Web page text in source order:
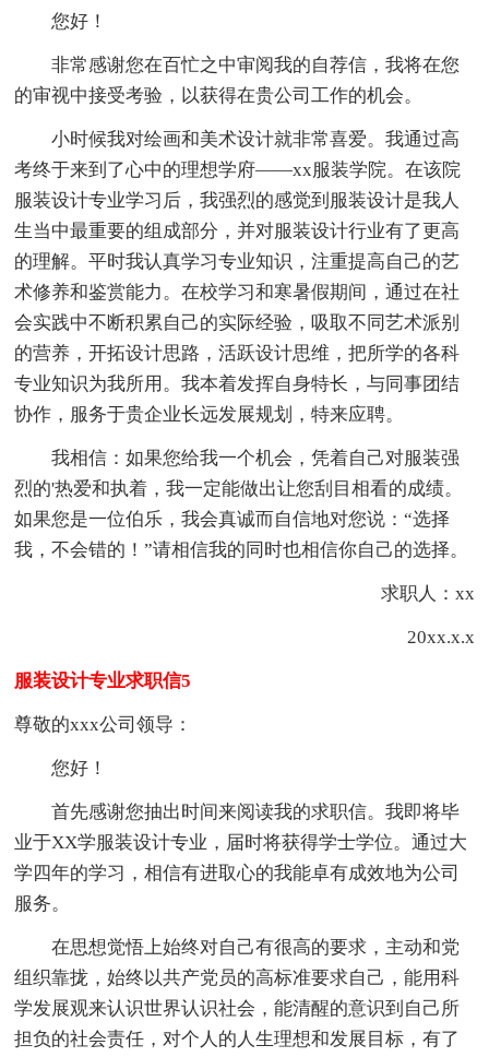
您好！
非常感谢您在百忙之中审阅我的自荐信，我将在您
的审视中接受考验，以获得在贵公司工作的机会。
小时候我对绘画和美术设计就非常喜爱。我通过高
考终于来到了心中的理想学府——xx服装学院。在该院
服装设计专业学习后，我强烈的感觉到服装设计是我人
生当中最重要的组成部分，并对服装设计行业有了更高
的理解。平时我认真学习专业知识，注重提高自己的艺
术修养和鉴赏能力。在校学习和寒暑假期间，通过在社
会实践中不断积累自己的实际经验，吸取不同艺术派别
的营养，开拓设计思路，活跃设计思维，把所学的各科
专业知识为我所用。我本着发挥自身特长，与同事团结
协作，服务于贵企业长远发展规划，特来应聘。
我相信：如果您给我一个机会，凭着自己对服装强
烈的'热爱和执着，我一定能做出让您刮目相看的成绩。
如果您是一位伯乐，我会真诚而自信地对您说：“选择
我，不会错的！”请相信我的同时也相信你自己的选择。
求职人：xx
20xx.x.x
服装设计专业求职信5
尊敬的xxx公司领导：
您好！
首先感谢您抽出时间来阅读我的求职信。我即将毕
业于XX学服装设计专业，届时将获得学士学位。通过大
学四年的学习，相信有进取心的我能卓有成效地为公司
服务。
在思想觉悟上始终对自己有很高的要求，主动和党
组织靠拢，始终以共产党员的高标准要求自己，能用科
学发展观来认识世界认识社会，能清醒的意识到自己所
担负的社会责任，对个人的人生理想和发展目标，有了